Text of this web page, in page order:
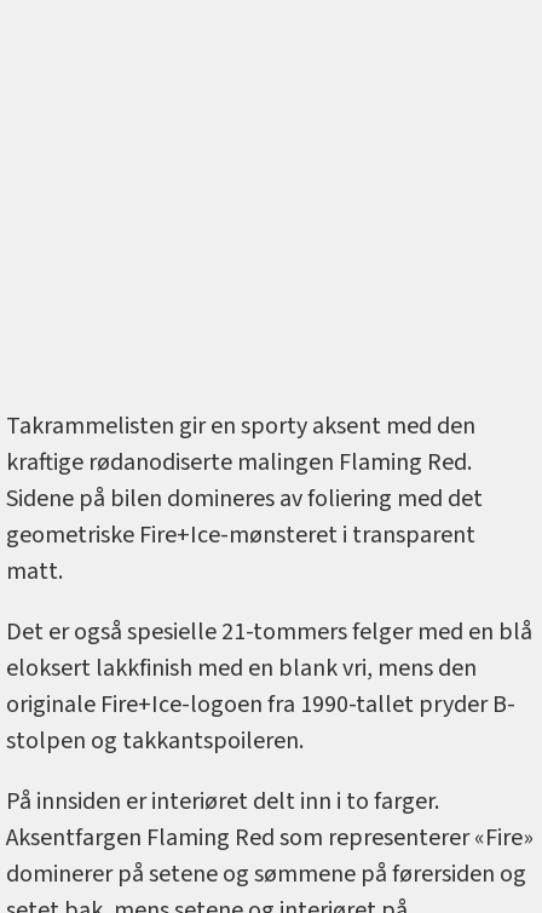
Takrammelisten gir en sporty aksent med den
kraftige rødanodiserte malingen Flaming Red.
Sidene på bilen domineres av foliering med det
geometriske Fire+Ice-mønsteret i transparent
matt.
Det er også spesielle 21-tommers felger med en blå
eloksert lakkfinish med en blank vri, mens den
originale Fire+Ice-logoen fra 1990-tallet pryder B-
stolpen og takkantspoileren.
På innsiden er interiøret delt inn i to farger.
Aksentfargen Flaming Red som representerer «Fire»
dominerer på setene og sømmene på førersiden og